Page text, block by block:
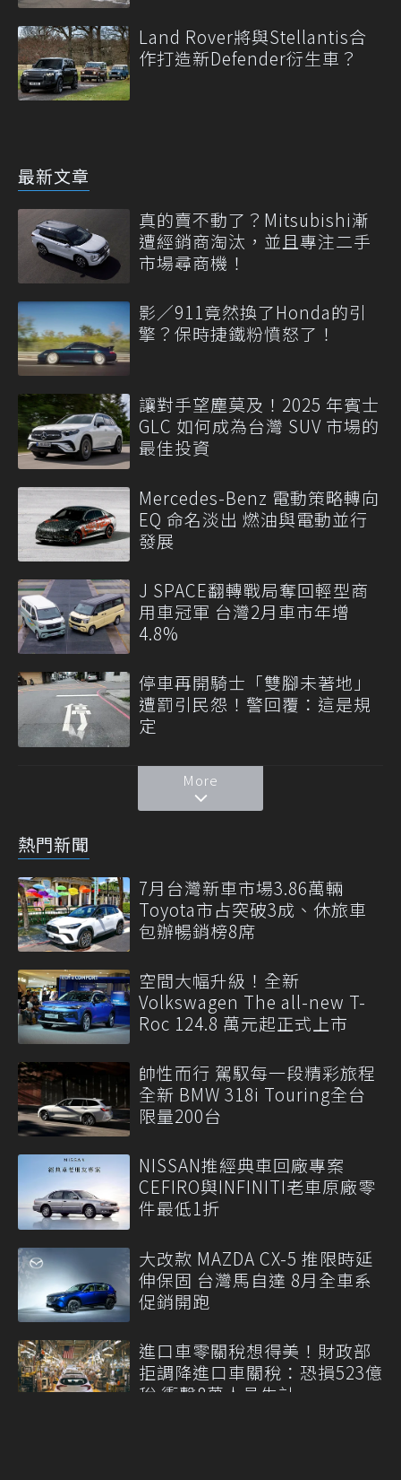
Land Rover將與Stellantis合
作打造新Defender衍生車？
最新文章
真的賣不動了？Mitsubishi漸
遭經銷商淘汰，並且專注二手
市場尋商機！
影／911竟然換了Honda的引
擎？保時捷鐵粉憤怒了！
讓對手望塵莫及！2025 年賓士
GLC 如何成為台灣 SUV 市場的
最佳投資
Mercedes-Benz 電動策略轉向
EQ 命名淡出 燃油與電動並行
發展
J SPACE翻轉戰局奪回輕型商
用車冠軍 台灣2月車市年增
4.8%
停車再開騎士「雙腳未著地」
遭罰引民怨！警回覆：這是規
定
More
熱門新聞
7月台灣新車市場3.86萬輛
Toyota市占突破3成、休旅車
包辦暢銷榜8席
空間大幅升級！全新
Volkswagen The all-new T-
Roc 124.8 萬元起正式上市
帥性而行 駕馭每一段精彩旅程
全新 BMW 318i Touring全台
限量200台
NISSAN推經典車回廠專案
CEFIRO與INFINITI老車原廠零
件最低1折
大改款 MAZDA CX-5 推限時延
伸保固 台灣馬自達 8月全車系
促銷開跑
進口車零關稅想得美！財政部
拒調降進口車關稅：恐損523億
稅 衝擊8萬人員生計